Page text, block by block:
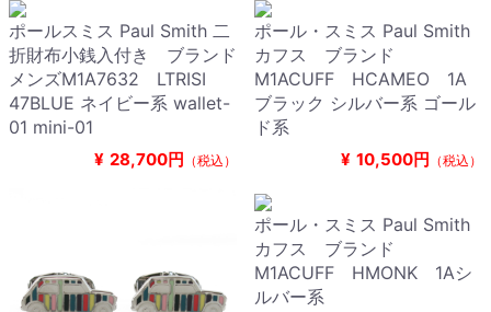
ポールスミス Paul Smith 二
折財布小銭入付き ブランド
メンズM1A7632 LTRISI
47BLUE ネイビー系 wallet-
01 mini-01
¥ 28,700円 （税込）
ポール・スミス Paul Smith
カフス ブランド
M1ACUFF HCAMEO 1A
ブラック シルバー系 ゴール
ド系
¥ 10,500円 （税込）
ポール・スミス Paul Smith
カフス ブランド
M1ACUFF HMONK 1Aシ
ルバー系